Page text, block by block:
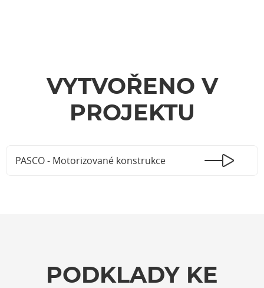
VYTVOŘENO V
PROJEKTU
PASCO - Motorizované konstrukce
PODKLADY KE